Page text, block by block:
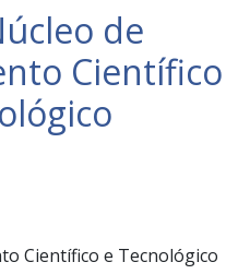
de
Científico
Científico e Tecnológico